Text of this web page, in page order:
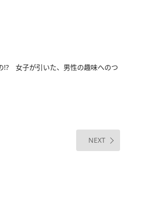
!? 女子が引いた、男性の趣味へのつ
NEXT